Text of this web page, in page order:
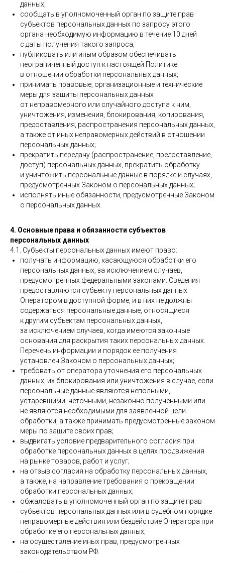
данных;
сообщать в уполномоченный орган по защите прав
субъектов персональных данных по запросу этого
органа необходимую информацию в течение 10 дней
с даты получения такого запроса;
публиковать или иным образом обеспечивать
неограниченный доступ к настоящей Политике
в отношении обработки персональных данных;
принимать правовые, организационные и технические
меры для защиты персональных данных
от неправомерного или случайного доступа к ним,
уничтожения, изменения, блокирования, копирования,
предоставления, распространения персональных данных,
а также от иных неправомерных действий в отношении
персональных данных;
прекратить передачу (распространение, предоставление,
доступ) персональных данных, прекратить обработку
и уничтожить персональные данные в порядке и случаях,
предусмотренных Законом о персональных данных;
исполнять иные обязанности, предусмотренные Законом
о персональных данных.
4. Основные права и обязанности субъектов
персональных данных
4.1. Субъекты персональных данных имеют право:
получать информацию, касающуюся обработки его
персональных данных, за исключением случаев,
предусмотренных федеральными законами. Сведения
предоставляются субъекту персональных данных
Оператором в доступной форме, и в них не должны
содержаться персональные данные, относящиеся
к другим субъектам персональных данных,
за исключением случаев, когда имеются законные
основания для раскрытия таких персональных данных.
Перечень информации и порядок ее получения
установлен Законом о персональных данных;
требовать от оператора уточнения его персональных
данных, их блокирования или уничтожения в случае, если
персональные данные являются неполными,
устаревшими, неточными, незаконно полученными или
не являются необходимыми для заявленной цели
обработки, а также принимать предусмотренные законом
меры по защите своих прав;
выдвигать условие предварительного согласия при
обработке персональных данных в целях продвижения
на рынке товаров, работ и услуг;
на отзыв согласия на обработку персональных данных,
а также, на направление требования о прекращении
обработки персональных данных;
обжаловать в уполномоченный орган по защите прав
субъектов персональных данных или в судебном порядке
неправомерные действия или бездействие Оператора при
обработке его персональных данных;
на осуществление иных прав, предусмотренных
законодательством РФ.